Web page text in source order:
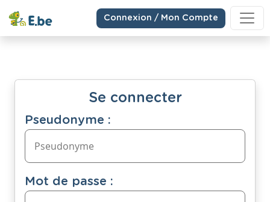
Connexion / Mon Compte
Se connecter
Pseudonyme :
Mot de passe :